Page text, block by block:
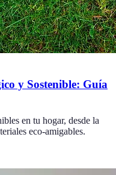
y Sostenible: Guía
en tu hogar, desde la
eco-amigables.